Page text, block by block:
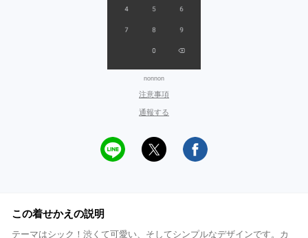
nonnon
注意事項
通報する
この着せかえの説明
テーマはシック！渋くて可愛い、そしてシンプルなデザインです。カ